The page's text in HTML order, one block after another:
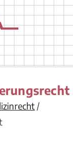
für
Arzthaftungsrecht,
Berufsrecht/
für